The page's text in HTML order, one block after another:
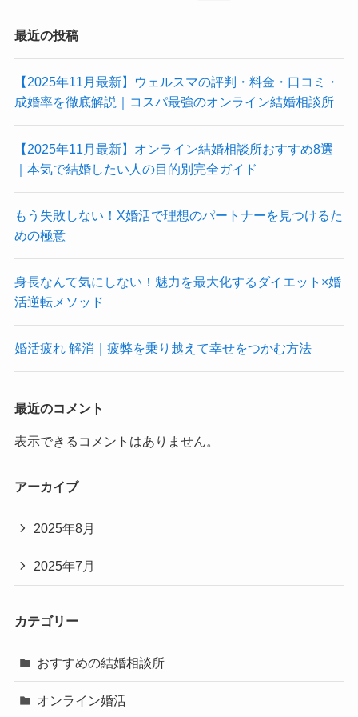
最近の投稿
【2025年11月最新】ウェルスマの評判・料金・口コミ・
成婚率を徹底解説｜コスパ最強のオンライン結婚相談所
【2025年11月最新】オンライン結婚相談所おすすめ8選
｜本気で結婚したい人の目的別完全ガイド
もう失敗しない！X婚活で理想のパートナーを見つけるた
めの極意
身長なんて気にしない！魅力を最大化するダイエット×婚
活逆転メソッド
婚活疲れ 解消｜疲弊を乗り越えて幸せをつかむ方法
最近のコメント
表示できるコメントはありません。
アーカイブ
2025年8月
2025年7月
カテゴリー
おすすめの結婚相談所
オンライン婚活